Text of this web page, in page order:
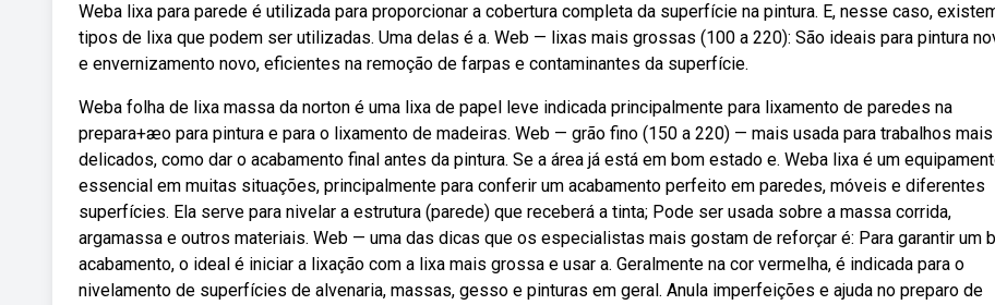
Weba lixa para parede é utilizada para proporcionar a cobertura completa da superfície na pintura. E, nesse caso,
tipos de lixa que podem ser utilizadas. Uma delas é a. Web — lixas mais grossas (100 a 220): São ideais para pintura
e envernizamento novo, eficientes na remoção de farpas e contaminantes da superfície.
Weba folha de lixa massa da norton é uma lixa de papel leve indicada principalmente para lixamento de paredes na
prepara+æo para pintura e para o lixamento de madeiras. Web — grão fino (150 a 220) — mais usada para trabalhos mais
delicados, como dar o acabamento final antes da pintura. Se a área já está em bom estado e. Weba lixa é um
essencial em muitas situações, principalmente para conferir um acabamento perfeito em paredes, móveis e diferentes
superfícies. Ela serve para nivelar a estrutura (parede) que receberá a tinta; Pode ser usada sobre a massa corrida,
argamassa e outros materiais. Web — uma das dicas que os especialistas mais gostam de reforçar é: Para garantir um
acabamento, o ideal é iniciar a lixação com a lixa mais grossa e usar a. Geralmente na cor vermelha, é indicada para o
nivelamento de superfícies de alvenaria, massas, gesso e pinturas em geral. Anula imperfeições e ajuda no preparo de